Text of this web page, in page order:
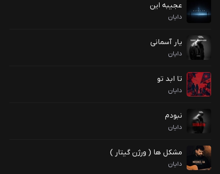
عجیبه این
دایان
یار آسمانی
دایان
تا ابد تو
دایان
نبودم
دایان
مشکل ها ( ورژن گیتار )
دایان